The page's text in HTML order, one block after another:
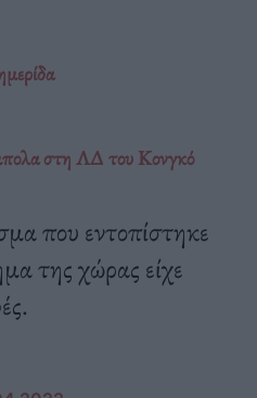
στη ΛΔ του Κονγκό
που εντοπίστηκε
της χώρας είχε